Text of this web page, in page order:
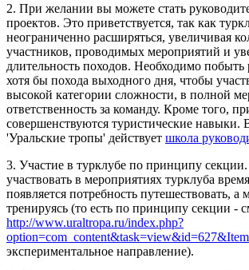
2. При желании вы можете стать
проектов. Это приветствуется, так как
неограниченно расширяться, увеличивая
участников, проводимых мероприятий и
длительность походов. Необходимо побыть
хотя бы похода выходного дня, чтобы
высокой категории сложности, в полной
ответственность за команду. Кроме того,
совершенствуются туристические навыки.
'Уральские тропы' действует школа
3. Участие в турклубе по принципу
участвовать в мероприятиях турклуба
появляется потребность путешествовать, а
тренируясь (то есть по принципу секции -
http://www.uraltropa.ru/index.php?
экспериментальное направление).